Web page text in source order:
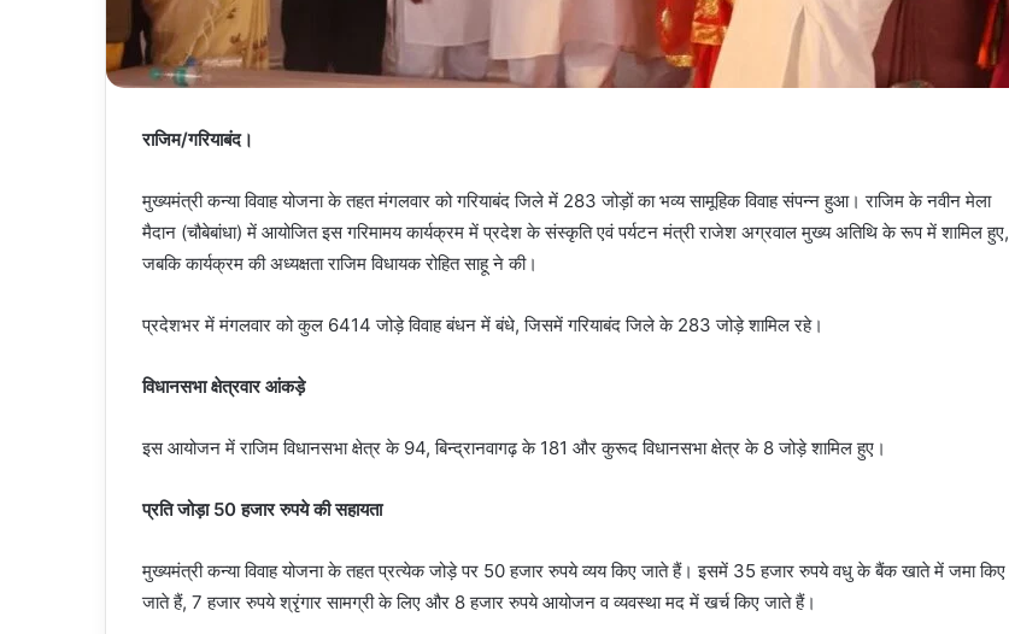
राजिम/गरियाबंद।
मुख्यमंत्री कन्या विवाह योजना के तहत मंगलवार को गरियाबंद जिले में 283 जोड़ों का भव्य सामूहिक विवाह संपन्न हुआ। राजिम के नवीन मेला
मैदान (चौबेबांधा) में आयोजित इस गरिमामय कार्यक्रम में प्रदेश के संस्कृति एवं पर्यटन मंत्री राजेश अग्रवाल मुख्य अतिथि के रूप में शामिल हुए,
जबकि कार्यक्रम की अध्यक्षता राजिम विधायक रोहित साहू ने की।
प्रदेशभर में मंगलवार को कुल 6414 जोड़े विवाह बंधन में बंधे, जिसमें गरियाबंद जिले के 283 जोड़े शामिल रहे।
विधानसभा क्षेत्रवार आंकड़े
इस आयोजन में राजिम विधानसभा क्षेत्र के 94, बिन्द्रानवागढ़ के 181 और कुरूद विधानसभा क्षेत्र के 8 जोड़े शामिल हुए।
प्रति जोड़ा 50 हजार रुपये की सहायता
मुख्यमंत्री कन्या विवाह योजना के तहत प्रत्येक जोड़े पर 50 हजार रुपये व्यय किए जाते हैं। इसमें 35 हजार रुपये वधु के बैंक खाते में जमा किए
जाते हैं, 7 हजार रुपये श्रृंगार सामग्री के लिए और 8 हजार रुपये आयोजन व व्यवस्था मद में खर्च किए जाते हैं।